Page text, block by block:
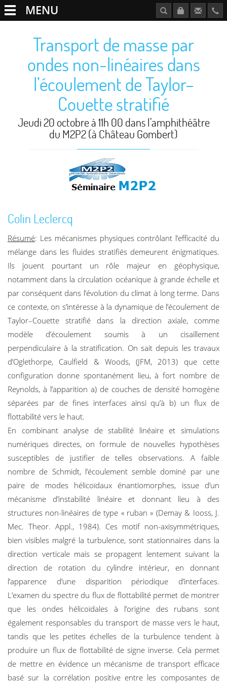
MENU
Transport de masse par
ondes non-linéaires dans
l’écoulement de Taylor–
Couette stratifié
Jeudi 20 octobre à 11h 00 dans l’amphithéâtre
du M2P2 (à Château Gombert)
Colin Leclercq
Résumé: Les mécanismes physiques contrôlant l’efficacité du
mélange dans les fluides stratifiés demeurent énigmatiques.
Ils jouent pourtant un rôle majeur en géophysique,
notamment dans la circulation océanique à grande échelle et
par conséquent dans l’évolution du climat à long terme. Dans
ce contexte, on s’intéresse à la dynamique de l’écoulement de
Taylor–Couette stratifié dans la direction axiale, comme
modèle d’écoulement soumis à un cisaillement
perpendiculaire à la stratification. On sait depuis les travaux
d’Oglethorpe, Caulfield & Woods, (JFM, 2013) que cette
configuration donne spontanément lieu, à fort nombre de
Reynolds, à l’apparition a) de couches de densité homogène
séparées par de fines interfaces ainsi qu’à b) un flux de
flottabilité vers le haut.
En combinant analyse de stabilité linéaire et simulations
numériques directes, on formule de nouvelles hypothèses
susceptibles de justifier de telles observations. A faible
nombre de Schmidt, l’écoulement semble dominé par une
paire de modes hélicoïdaux énantiomorphes, issue d’un
mécanisme d’instabilité linéaire et donnant lieu à des
structures non-linéaires de type « ruban » (Demay & Iooss, J.
Mec. Theor. Appl., 1984). Ces motif non-axisymmétriques,
bien visibles malgré la turbulence, sont stationnaires dans la
direction verticale mais se propagent lentement suivant la
direction de rotation du cylindre intérieur, en donnant
l’apparence d’une disparition périodique d’interfaces.
L’examen du spectre du flux de flottabilité permet de montrer
que les ondes hélicoïdales à l’origine des rubans sont
également responsables du transport de masse vers le haut,
tandis que les petites échelles de la turbulence tendent à
produire un flux de flottabilité de signe inverse. Cela permet
de mettre en évidence un mécanisme de transport efficace
basé sur la corrélation positive entre les composantes de